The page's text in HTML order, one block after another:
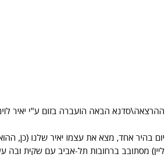
ההרצאה\סדנא הבאה הועברה בזום ע"י יאיר
יום בהיר אחד, מצא את עצמו יאיר שלנו (כן,
ליין) מסתובב ברחובות תל-אביב עם שקית